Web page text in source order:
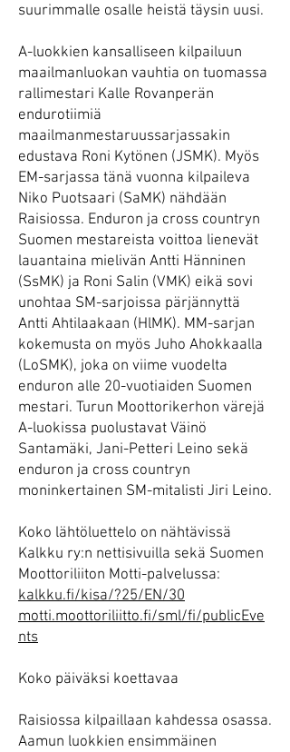
suurimmalle osalle heistä täysin uusi.
A-luokkien kansalliseen kilpailuun
maailmanluokan vauhtia on tuomassa
rallimestari Kalle Rovanperän
endurotiimiä
maailmanmestaruussarjassakin
edustava Roni Kytönen (JSMK). Myös
EM-sarjassa tänä vuonna kilpaileva
Niko Puotsaari (SaMK) nähdään
Raisiossa. Enduron ja cross countryn
Suomen mestareista voittoa lienevät
lauantaina mielivän Antti Hänninen
(SsMK) ja Roni Salin (VMK) eikä sovi
unohtaa SM-sarjoissa pärjännyttä
Antti Ahtilaakaan (HlMK). MM-sarjan
kokemusta on myös Juho Ahokkaalla
(LoSMK), joka on viime vuodelta
enduron alle 20-vuotiaiden Suomen
mestari. Turun Moottorikerhon värejä
A-luokissa puolustavat Väinö
Santamäki, Jani-Petteri Leino sekä
enduron ja cross countryn
moninkertainen SM-mitalisti Jiri Leino.
Koko lähtöluettelo on nähtävissä
Kalkku ry:n nettisivuilla sekä Suomen
Moottoriliiton Motti-palvelussa:
kalkku.fi/kisa/?25/EN/30
motti.moottoriliitto.fi/sml/fi/publicEve
nts
Koko päiväksi koettavaa
Raisiossa kilpaillaan kahdessa osassa.
Aamun luokkien ensimmäinen